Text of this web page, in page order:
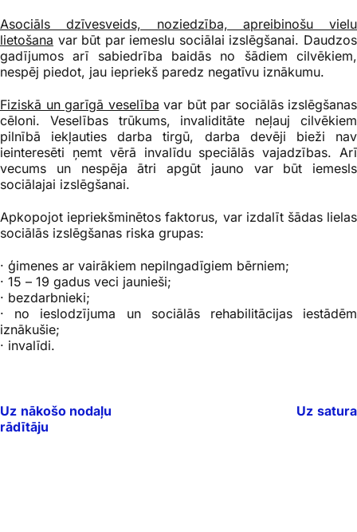
Asociāls dzīvesveids, noziedzība, apreibinošu vielu
lietošana var būt par iemeslu sociālai izslēgšanai. Daudzos
gadījumos arī sabiedrība baidās no šādiem cilvēkiem,
nespēj piedot, jau iepriekš paredz negatīvu iznākumu.
Fiziskā un garīgā veselība var būt par sociālās izslēgšanas
cēloni. Veselības trūkums, invaliditāte neļauj cilvēkiem
pilnībā iekļauties darba tirgū, darba devēji bieži nav
ieinteresēti ņemt vērā invalīdu speciālās vajadzības. Arī
vecums un nespēja ātri apgūt jauno var būt iemesls
sociālajai izslēgšanai.
Apkopojot iepriekšminētos faktorus, var izdalīt šādas lielas
sociālās izslēgšanas riska grupas:
· ģimenes ar vairākiem nepilngadīgiem bērniem;
· 15 – 19 gadus veci jaunieši;
· bezdarbnieki;
· no ieslodzījuma un sociālās rehabilitācijas iestādēm
iznākušie;
· invalīdi.
Uz nākošo nodaļu
Uz satura
rādītāju